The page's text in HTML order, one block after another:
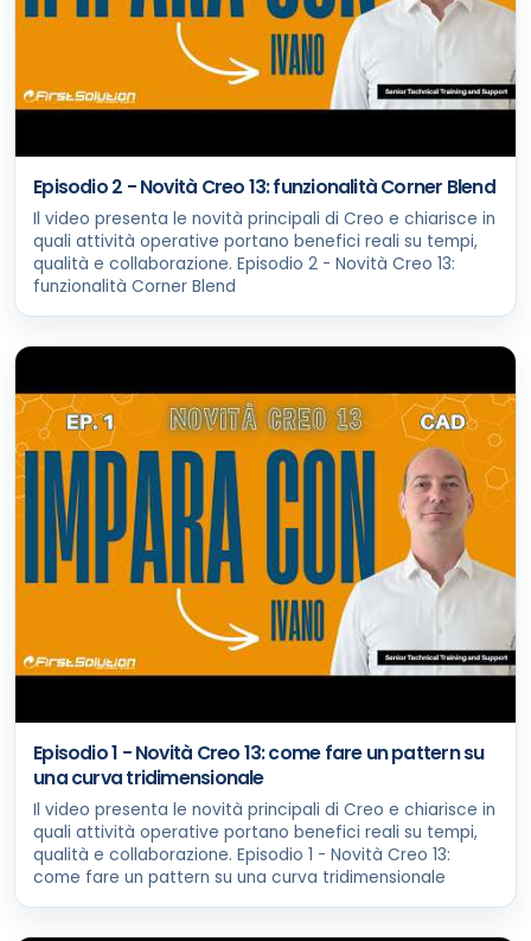
Episodio 2 - Novità Creo 13: funzionalità Corner Blend
Il video presenta le novità principali di Creo e chiarisce in
quali attività operative portano benefici reali su tempi,
qualità e collaborazione. Episodio 2 - Novità Creo 13:
funzionalità Corner Blend
Episodio 1 - Novità Creo 13: come fare un pattern su
una curva tridimensionale
Il video presenta le novità principali di Creo e chiarisce in
quali attività operative portano benefici reali su tempi,
qualità e collaborazione. Episodio 1 - Novità Creo 13:
come fare un pattern su una curva tridimensionale